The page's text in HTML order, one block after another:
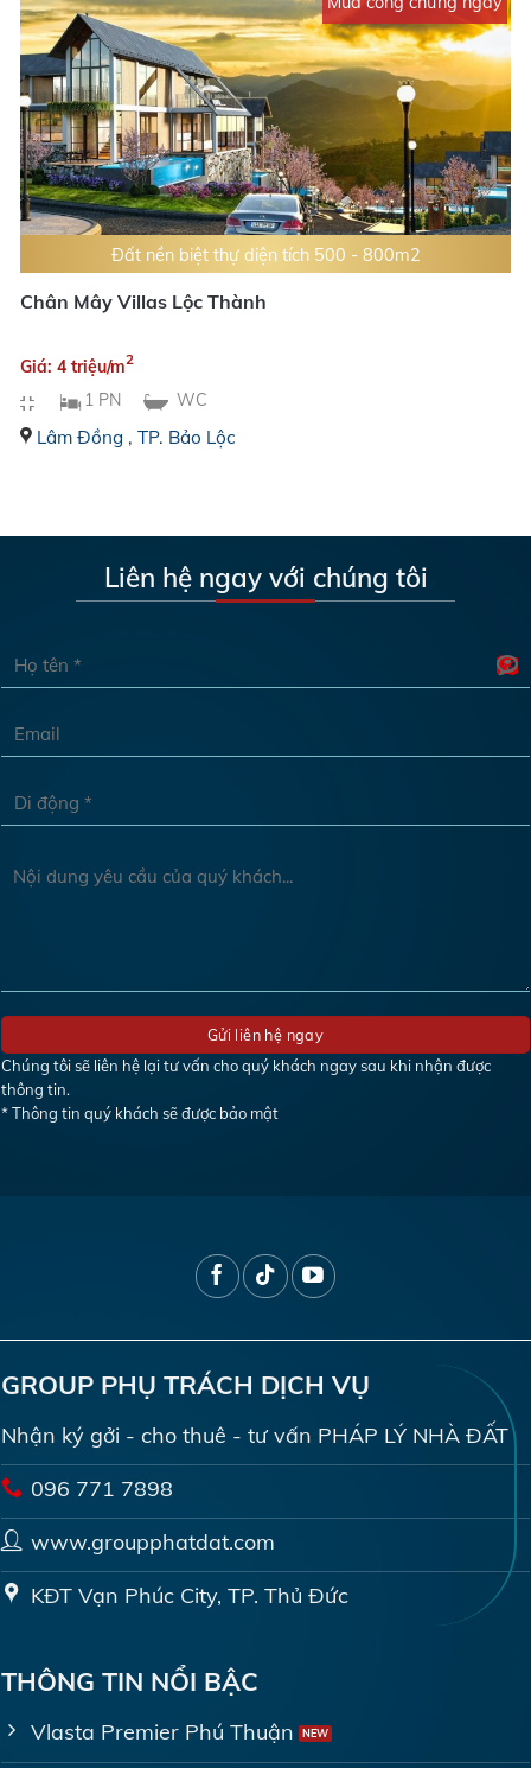
Đất nền biệt thự diện tích 500 - 800m2
Chân Mây Villas Lộc Thành
Giá: 4 triệu/m2
1 PN WC
Lâm Đồng , TP. Bảo Lộc
Liên hệ ngay với chúng tôi
Chúng tôi sẽ liên hệ lại tư vấn cho quý khách ngay sau khi nhận được
thông tin.
* Thông tin quý khách sẽ được bảo mật
GROUP PHỤ TRÁCH DỊCH VỤ
Nhận ký gởi - cho thuê - tư vấn PHÁP LÝ NHÀ ĐẤT
096 771 7898
www.groupphatdat.com
KĐT Vạn Phúc City, TP. Thủ Đức
THÔNG TIN NỔI BẬC
Vlasta Premier Phú Thuận